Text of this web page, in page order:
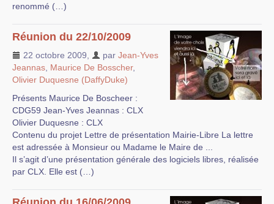
renommé (…)
Réunion du 22/10/2009
22 octobre 2009 par Jean-Yves
Jeannas Maurice De Bosscher,
Olivier Duquesne (DaffyDuke)
Présents Maurice De Boscheer :
CDG59 Jean-Yves Jeannas : CLX
Olivier Duquesne : CLX
Contenu du projet Lettre de présentation Mairie-Libre La lettre
est adressée à Monsieur ou Madame le Maire de ...
Il s’agit d’une présentation générale des logiciels libres, réalisée
par CLX. Elle est (…)